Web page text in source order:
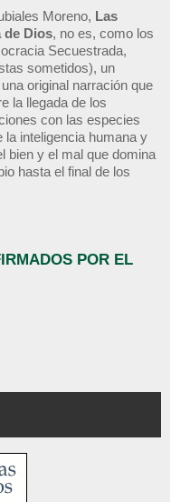
Moreno, Las
de Dios, no es, como los
Secuestrada,
sometidos), un
original narración que
la llegada de los
con las especies
la inteligencia humana y
bien y el mal que domina
hasta el final de los
POR EL